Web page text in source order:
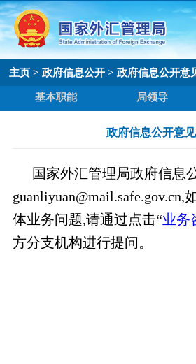
主页 >政府信息公开 >政府信息公开意
基本职能 局领导
政府信息公开意
国家外汇管理局政府信息
guanliyuan@mail.safe.gov.cn,
体业务问题,请通过点击“业务
方分支机构进行提问。